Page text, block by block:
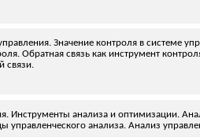
Значение контроля в системе
Обратная связь как инструмент
связи.
Инструменты анализа и оптимизации.
анализа. Анализ